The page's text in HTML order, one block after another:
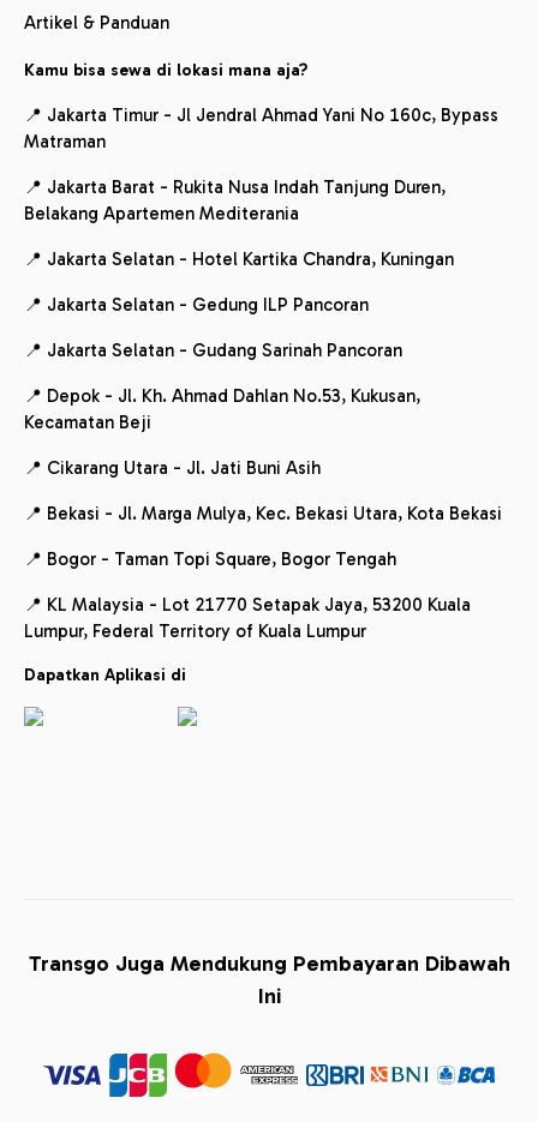
Artikel & Panduan
Kamu bisa sewa di lokasi mana aja?
📍 Jakarta Timur - Jl Jendral Ahmad Yani No 160c, Bypass
Matraman
📍 Jakarta Barat - Rukita Nusa Indah Tanjung Duren,
Belakang Apartemen Mediterania
📍 Jakarta Selatan - Hotel Kartika Chandra, Kuningan
📍 Jakarta Selatan - Gedung ILP Pancoran
📍 Jakarta Selatan - Gudang Sarinah Pancoran
📍 Depok - Jl. Kh. Ahmad Dahlan No.53, Kukusan,
Kecamatan Beji
📍 Cikarang Utara - Jl. Jati Buni Asih
📍 Bekasi - Jl. Marga Mulya, Kec. Bekasi Utara, Kota Bekasi
📍 Bogor - Taman Topi Square, Bogor Tengah
📍 KL Malaysia - Lot 21770 Setapak Jaya, 53200 Kuala
Lumpur, Federal Territory of Kuala Lumpur
Dapatkan Aplikasi di
Transgo Juga Mendukung Pembayaran Dibawah
Ini